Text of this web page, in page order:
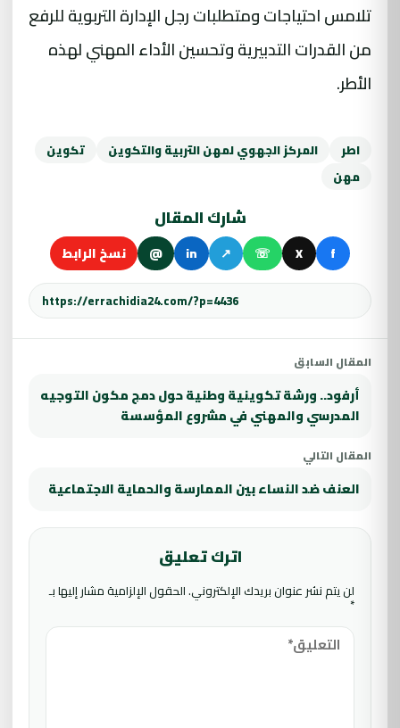
تلامس احتياجات ومتطلبات رجل الإدارة التربوية للرفع
من القدرات التدبيرية وتحسين الأداء المهني لهذه
الأطر.
اطر المركز الجهوي لمهن التربية والتكوين
تكوين
مهن
شارك المقال
f
X
☏
↗
in
@ نسخ الرابط
المقال السابق
أرفود.. ورشة تكوينية وطنية حول دمج مكون التوجيه
المدرسي والمهني في مشروع المؤسسة
المقال التالي
العنف ضد النساء بين الممارسة والحماية الاجتماعية
اترك تعليق
لن يتم نشر عنوان بريدك الإلكتروني.الحقول الإلزامية مشار إليها بـ
*